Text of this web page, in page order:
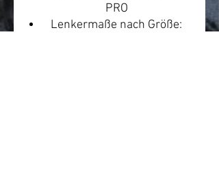
PRO
Lenkermaße nach Größe: